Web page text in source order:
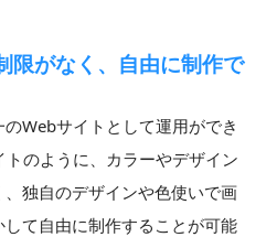
がなく、自由に制作で
Webサイトとして運用ができ
のように、カラーやデザイン
独自のデザインや色使いで画
て自由に制作することが可能